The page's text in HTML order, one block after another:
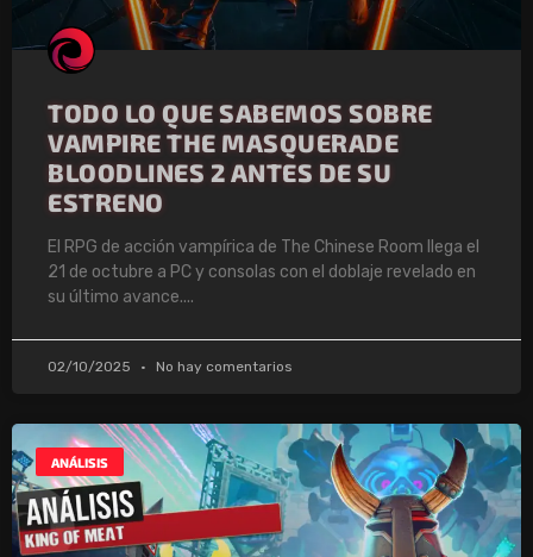
TODO LO QUE SABEMOS SOBRE
VAMPIRE THE MASQUERADE
BLOODLINES 2 ANTES DE SU
ESTRENO
El RPG de acción vampírica de The Chinese Room llega el
21 de octubre a PC y consolas con el doblaje revelado en
su último avance.
02/10/2025 No hay comentarios
ANÁLISIS